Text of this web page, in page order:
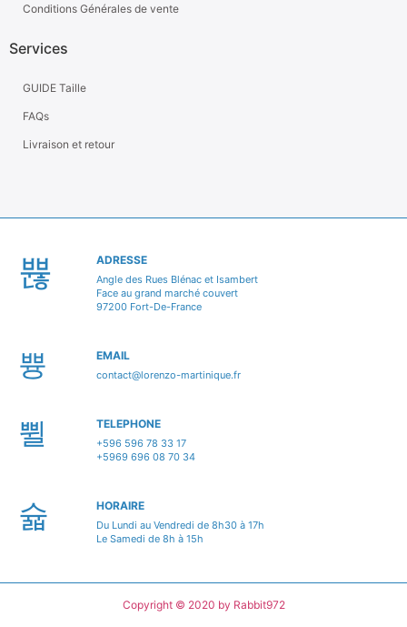
Conditions Générales de vente
Services
GUIDE Taille
FAQs
Livraison et retour
ADRESSE
Angle des Rues Blénac et Isambert
Face au grand marché couvert
97200 Fort-De-France
EMAIL
contact@lorenzo-martinique.fr
TELEPHONE
+596 596 78 33 17
+5969 696 08 70 34
HORAIRE
Du Lundi au Vendredi de 8h30 à 17h
Le Samedi de 8h à 15h
Copyright © 2020 by Rabbit972